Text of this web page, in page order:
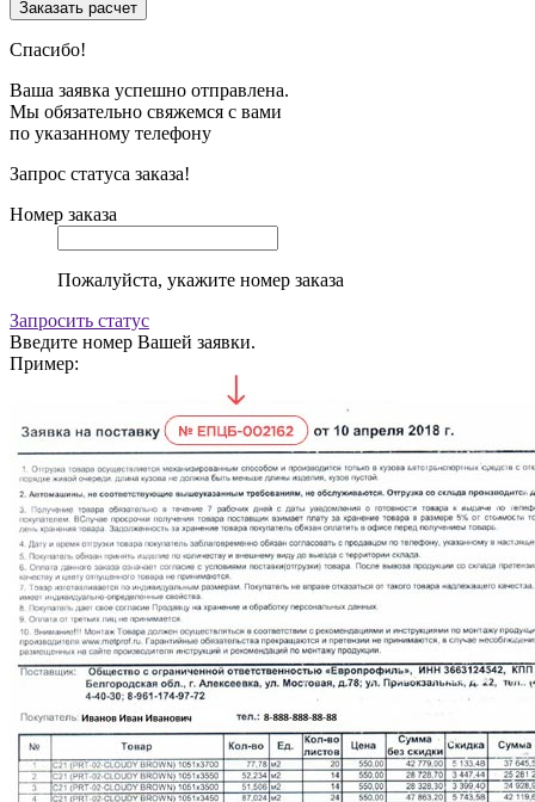
Спасибо!
Ваша заявка успешно отправлена.
Мы обязательно свяжемся с вами
по указанному телефону
Запрос статуса заказа!
Номер заказа
Пожалуйста, укажите номер заказа
Запросить статус
Введите номер Вашей заявки.
Пример: